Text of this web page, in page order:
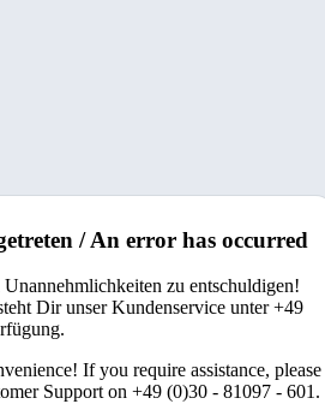
/ An error has occurred
zu entschuldigen!
Dir unser Kundenservice unter +49
If you require assistance, please
Support on +49 (0)30 - 81097 - 601.